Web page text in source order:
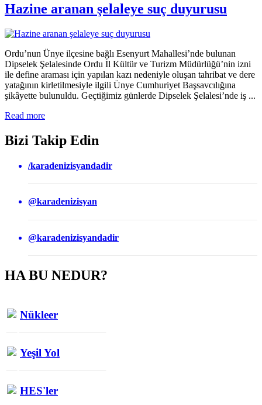
Hazine aranan şelaleye suç duyurusu
Ordu’nun Ünye ilçesine bağlı Esenyurt Mahallesi’nde bulunan
Dipselek Şelalesinde Ordu İl Kültür ve Turizm Müdürlüğü’nin izni
ile define araması için yapılan kazı nedeniyle oluşan tahribat ve dere
yatağının kirletilmesiyle ilgili Ünye Cumhuriyet Başsavcılığına
şikâyette bulunuldu. Geçtiğimiz günlerde Dipselek Şelalesi’nde iş ...
Read more
Bizi Takip Edin
/karadenizisyandadir
@karadenizisyan
@karadenizisyandadir
HA BU NEDUR?
Nükleer
Yeşil Yol
HES'ler